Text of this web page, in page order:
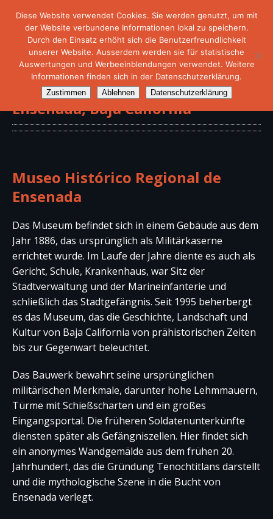
Regionales Geschichtsmuseum,
Ensenada, Baja Caliornia
Museo Histórico Regional de
Ensenada
Das Museum befindet sich in einem Gebäude aus dem
Jahr 1886, das ursprünglich als Militärkaserne
errichtet wurde. Im Laufe der Jahre diente es auch als
Gericht, Schule, Krankenhaus, war Sitz der
Stadtverwaltung und der Marineinfanterie und
schließlich das Stadtgefängnis. Seit 1995 beherbergt
es das Museum, das die Geschichte, Landschaft und
Kultur von Baja California von prähistorischen Zeiten
bis zur Gegenwart beleuchtet.
Das Bauwerk bewahrt seine ursprünglichen
militärischen Merkmale, darunter hohe Lehmmauern,
Türme mit Schießscharten und ein großes
Eingangsportal. Die früheren Soldatenunterkünfte
diensten später als Gefängniszellen. Hier findet sich
ein anonymes Wandgemälde aus dem frühen 20.
Jahrhundert, das die Gründung Tenochtitlans darstellt
und die mythologische Szene in die Bucht von
Ensenada verlegt.
Diese Website verwendet Cookies. Sie werden genutzt, um mit
der Website verbundene Informationen lokal zu speichern.
Durch den Einsatz erhöht sich die Benutzerfreundlichkeit
unserer Website. Ausserdem werden sie für statistische
Auswertungen und Werbeeinblendungen verwendet. Weitere
Informationen finden sich in der Datenschutzerklärung.
Zustimmen Ablehnen Datenschutzerklärung